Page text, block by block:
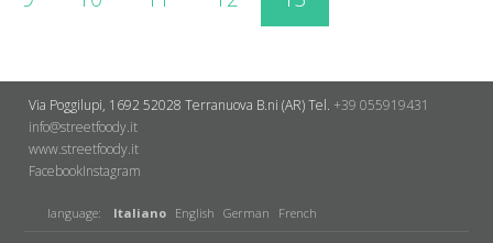
Via Poggilupi, 1692 52028 Terranuova B.ni (AR)Tel. +39 055919431
info@streetfoody.it
www.streetfoody.it
Facebook​Instagram
language: Italiano English German French